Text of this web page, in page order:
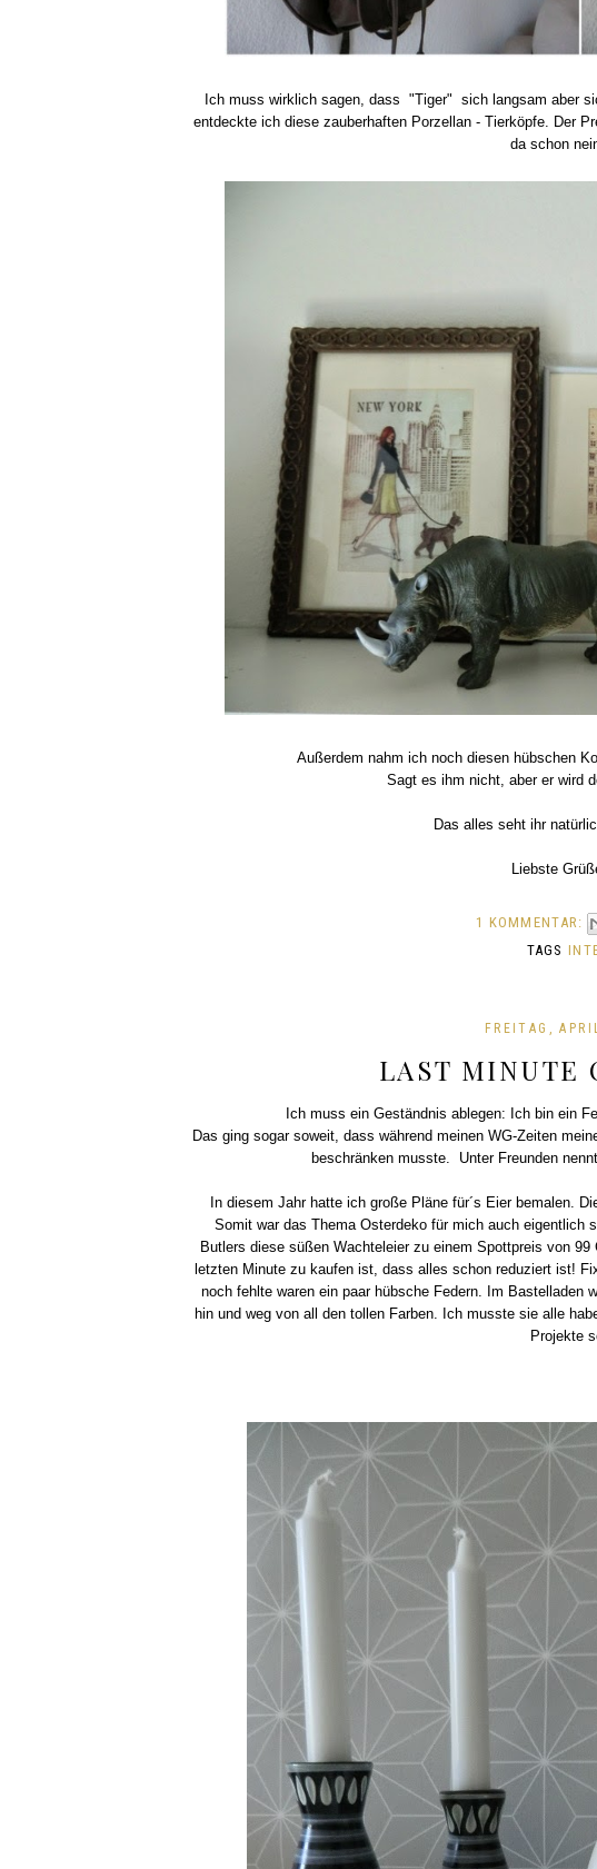
Ich muss wirklich sagen, dass "Tiger" sich langsam aber
entdeckte ich diese zauberhaften Porzellan - Tierköpfe. Der
da schon
Außerdem nahm ich noch diesen hübschen
Sagt es ihm nicht, aber er wird
Das alles seht ihr
Liebste
1 KOMMENTAR:
TAGS
FREITAG,
LAST MINUTE
Ich muss ein Geständnis ablegen: Ich bin ein
Das ging sogar soweit, dass während meinen WG-Zeiten
beschränken musste. Unter Freunden
In diesem Jahr hatte ich große Pläne für´s Eier bemalen.
Somit war das Thema Osterdeko für mich auch eigentlich
Butlers diese süßen Wachteleier zu einem Spottpreis von
letzten Minute zu kaufen ist, dass alles schon reduziert ist!
noch fehlte waren ein paar hübsche Federn. Im Bastelladen
hin und weg von all den tollen Farben. Ich musste sie alle
Projekte